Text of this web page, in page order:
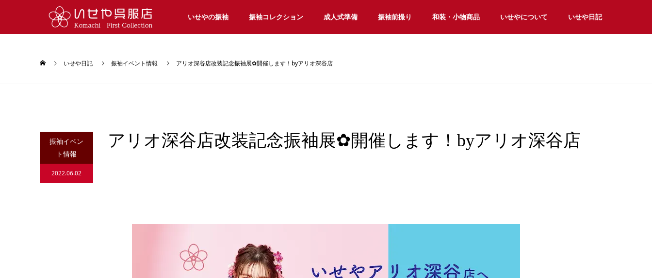
いせやの振袖 振袖コレクション 成人式準備 振袖前撮り 和装・小物商品 いせやについて いせや日記
いせや日記 振袖イベント情報 アリオ深谷店改装記念振袖展✿開催します！byアリオ深谷店
振袖イベン
ト情報
2022.06.02
アリオ深谷店改装記念振袖展✿開催します！byアリオ深谷店